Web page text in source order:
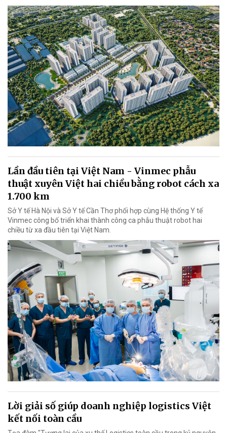
Lần đầu tiên tại Việt Nam - Vinmec phẫu
thuật xuyên Việt hai chiều bằng robot cách xa
1.700 km
Sở Y tế Hà Nội và Sở Y tế Cần Thơ phối hợp cùng Hệ thống Y tế
Vinmec công bố triển khai thành công ca phẫu thuật robot hai
chiều từ xa đầu tiên tại Việt Nam.
Lời giải số giúp doanh nghiệp logistics Việt
kết nối toàn cầu